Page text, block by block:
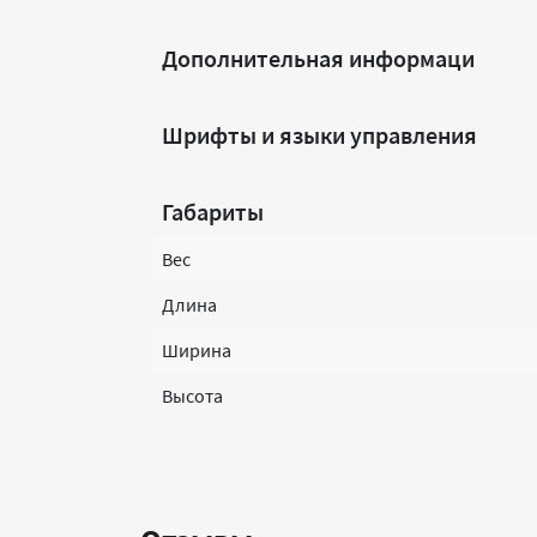
Дополнительная информаци
Шрифты и языки управления
Габариты
Вес
Длина
Ширина
Высота